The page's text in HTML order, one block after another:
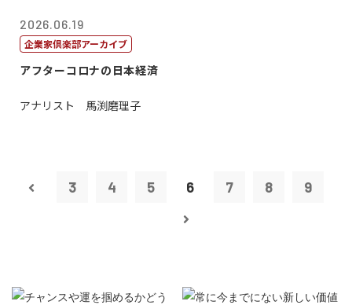
2026.06.19
企業家倶楽部アーカイブ
アフターコロナの日本経済
アナリスト 馬渕磨理子
3 4 5 6 7 8 9